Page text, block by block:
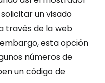
un visado
través de la web
embargo, esta opción
números de
un código de